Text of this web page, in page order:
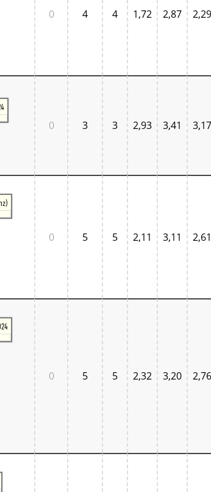
0 4 4 1,72 2,87 2,29
0 3 3 2,93 3,41 3,17
0 5 5 2,11 3,11 2,61
0 5 5 2,32 3,20 2,76